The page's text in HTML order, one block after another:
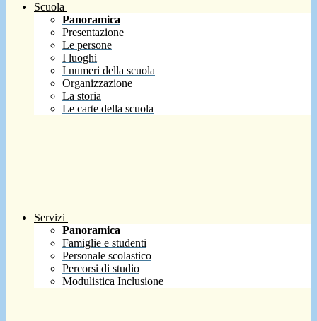
Scuola
Panoramica
Presentazione
Le persone
I luoghi
I numeri della scuola
Organizzazione
La storia
Le carte della scuola
Servizi
Panoramica
Famiglie e studenti
Personale scolastico
Percorsi di studio
Modulistica Inclusione